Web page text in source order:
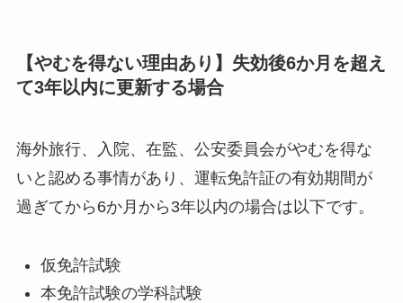
【やむを得ない理由あり】失効後6か月を超え
て3年以内に更新する場合
海外旅行、入院、在監、公安委員会がやむを得な
いと認める事情があり、運転免許証の有効期間が
過ぎてから6か月から3年以内の場合は以下です。
仮免許試験
本免許試験の学科試験